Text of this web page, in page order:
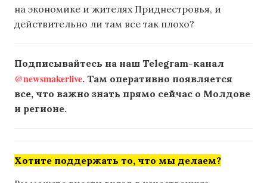
на экономике и жителях Приднестровья, и
действительно ли там все так плохо?
Подписывайтесь на наш Telegram-канал
@newsmakerlive. Там оперативно появляется
все, что важно знать прямо сейчас о Молдове
и регионе.
Хотите поддержать то, что мы делаем?